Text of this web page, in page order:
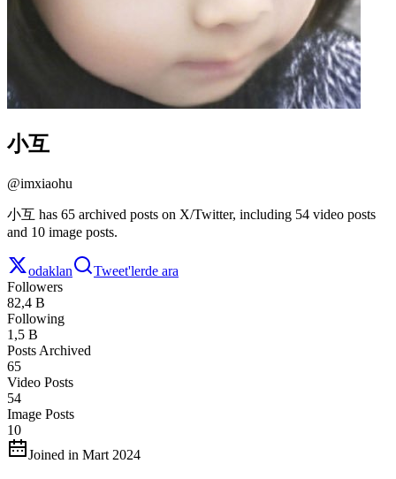
小互
@imxiaohu
小互 has 65 archived posts on X/Twitter, including 54 video posts
and 10 image posts.
odaklan
Tweet'lerde ara
Followers
82,4 B
Following
1,5 B
Posts Archived
65
Video Posts
54
Image Posts
10
Joined in Mart 2024